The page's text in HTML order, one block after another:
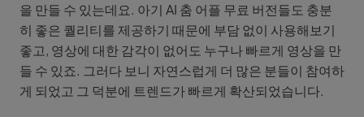
을 만들 수 있는데요. 아기 AI 춤 어플 무료 버전들도 충분
히 좋은 퀄리티를 제공하기 때문에 부담 없이 사용해보기
좋고, 영상에 대한 감각이 없어도 누구나 빠르게 영상을 만
들 수 있죠. 그러다 보니 자연스럽게 더 많은 분들이 참여하
게 되었고 그 덕분에 트렌드가 빠르게 확산되었습니다.